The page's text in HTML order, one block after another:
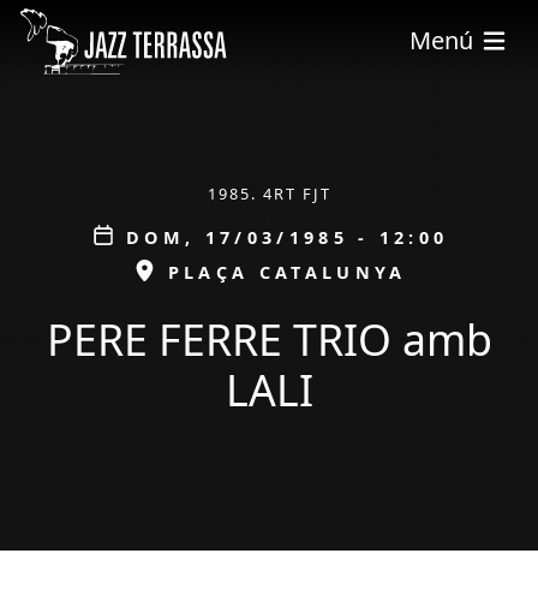
Pasar al contenido principal
Menú
1985. 4RT FJT
Data
DOM, 17/03/1985 - 12:00
ESPAI
PLAÇA CATALUNYA
PERE FERRE TRIO amb
LALI